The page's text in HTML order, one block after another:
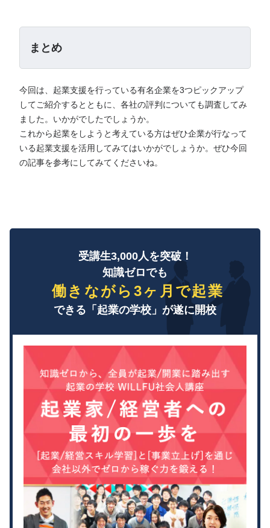
まとめ
今回は、起業支援を行っている有名企業を3つピックアップ
してご紹介するとともに、各社の評判についても調査してみ
ました。いかがでしたでしょうか。
これから起業をしようと考えている方はぜひ企業が行なって
いる起業支援を活用してみてはいかがでしょうか。ぜひ今回
の記事を参考にしてみてくださいね。
受講生3,000人を突破！
知識ゼロでも
働きながら3ヶ月で起業
できる「起業の学校」が遂に開校